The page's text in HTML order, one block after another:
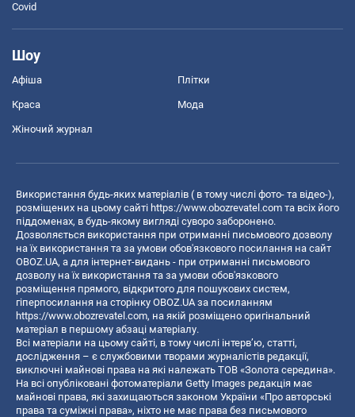
Covid
Шоу
Афіша Плітки
Краса Мода
Жіночий журнал
Використання будь-яких матеріалів ( в тому числі фото- та відео-),
розміщених на цьому сайті https://www.obozrevatel.com та всіх його
піддоменах, в будь-якому вигляді суворо заборонено.
Дозволяється використання при отриманні письмового дозволу
на їх використання та за умови обов'язкового посилання на сайт
OBOZ.UA, а для інтернет-видань - при отриманні письмового
дозволу на їх використання та за умови обов'язкового
розміщення прямого, відкритого для пошукових систем,
гіперпосилання на сторінку OBOZ.UA за посиланням
https://www.obozrevatel.com, на якій розміщено оригінальний
матеріал в першому абзаці матеріалу.
Всі матеріали на цьому сайті, в тому числі інтерв’ю, статті,
дослідження – є службовими творами журналістів редакції,
виключні майнові права на які належать ТОВ «Золота середина».
На всі опубліковані фотоматеріали Getty Images редакція має
майнові права, які захищаються законом України «Про авторські
права та суміжні права», ніхто не має права без письмового